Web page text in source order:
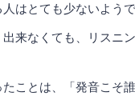
はとても少ないようで
来なくても、リスニ
ことは、「発音こそ